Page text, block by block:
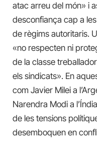
atac arreu del món» i
desconfiança cap a
de règims autoritaris.
«no respecten ni
de la classe
els sindicats». En
com Javier Milei a
Narendra Modi a
de les tensions
desemboquen en